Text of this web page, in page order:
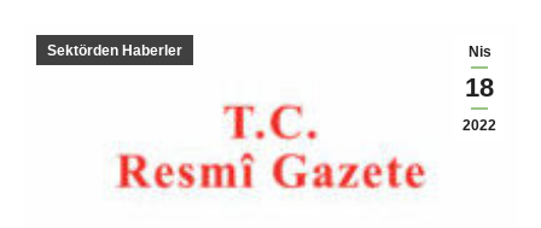
Nis
18
2022
Sektörden Haberler